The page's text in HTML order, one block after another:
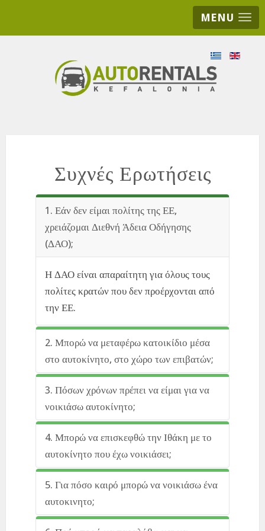
MENU
Συχνές Ερωτήσεις
1. Εάν δεν είμαι πολίτης της ΕΕ,
χρειάζομαι Διεθνή Άδεια Οδήγησης
(ΔΑΟ);
Η ΔΑΟ είναι απαραίτητη για όλους τους
πολίτες κρατών που δεν προέρχονται από
την ΕΕ.
2. Μπορώ να μεταφέρω κατοικίδιο μέσα
στο αυτοκίνητο, στο χώρο των επιβατών;
Ναι, μπορείτε.
3. Πόσων χρόνων πρέπει να είμαι για να
νοικιάσω αυτοκίνητο;
Καθένας μπορεί να μισθώσει ένα
αυτοκίνητο αρκεί να είναι 21 ετών και να
έχει τουλάχιστον 1 έτος το δίπλωμα
οδήγησης.
4. Μπορώ να επισκεφθώ την Ιθάκη με το
αυτοκίνητο που έχω νοικιάσει;
Ναι μπορείτε, κατόπιν προφορικής
έγκρισης της εταιρείας.
5. Για πόσο καιρό μπορώ να νοικιάσω ένα
αυτοκινητο;